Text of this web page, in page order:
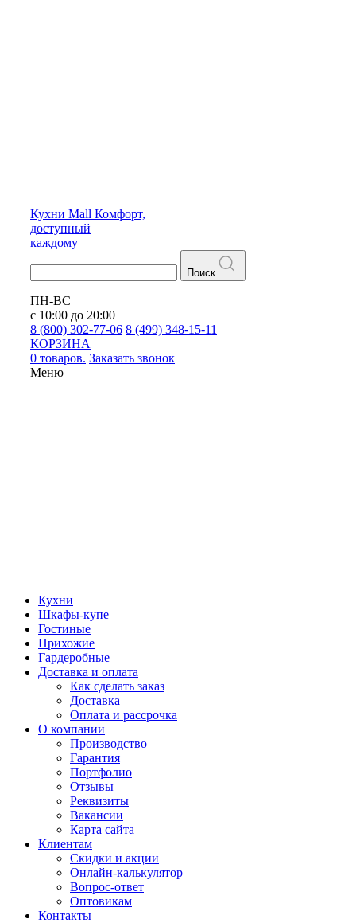
Кухни Mall Комфорт,
доступный
каждому
Поиск
ПН-ВС
с 10:00 до 20:00
8 (800) 302-77-06 8 (499) 348-15-11
КОРЗИНА
0 товаров. Заказать звонок
Меню
Кухни
Шкафы-купе
Гостиные
Прихожие
Гардеробные
Доставка и оплата
Как сделать заказ
Доставка
Оплата и рассрочка
О компании
Производство
Гарантия
Портфолио
Отзывы
Реквизиты
Вакансии
Карта сайта
Клиентам
Скидки и акции
Онлайн-калькулятор
Вопрос-ответ
Оптовикам
Контакты